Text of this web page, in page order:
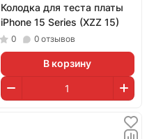
Колодка для теста платы
iPhone 15 Series (XZZ 15)
0 0 отзывов
В корзину